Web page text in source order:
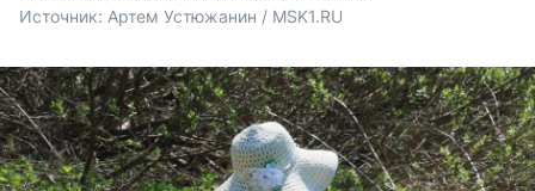
Источник: Артем Устюжанин / MSK1.RU